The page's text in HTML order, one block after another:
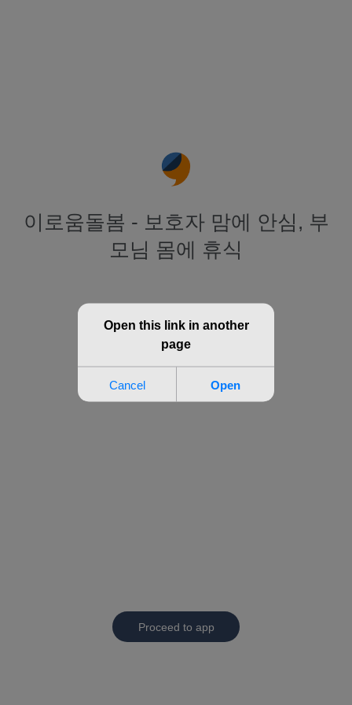
이로움돌봄 - 보호자 맘에 안심, 부
모님 몸에 휴식
Proceed to app